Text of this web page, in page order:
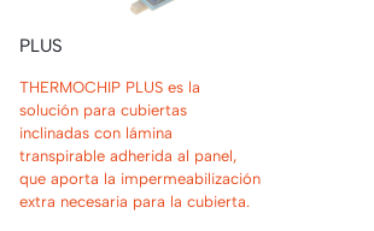
PLUS
THERMOCHIP PLUS es la
solución para cubiertas
inclinadas con lámina
transpirable adherida al panel,
que aporta la impermeabilización
extra necesaria para la cubierta.